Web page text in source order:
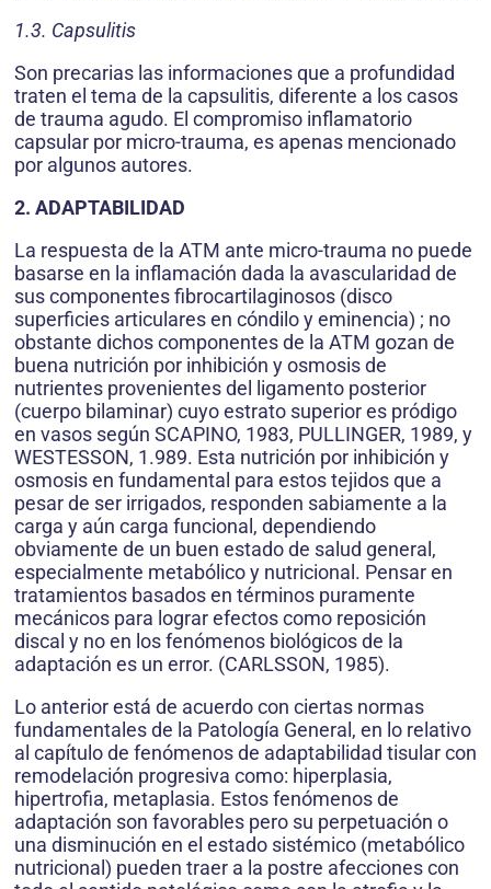
1.3. Capsulitis
Son precarias las informaciones que a profundidad
traten el tema de la capsulitis, diferente a los casos
de trauma agudo. El compromiso inflamatorio
capsular por micro-trauma, es apenas mencionado
por algunos autores.
2. ADAPTABILIDAD
La respuesta de la ATM ante micro-trauma no puede
basarse en la inflamación dada la avascularidad de
sus componentes fibrocartilaginosos (disco
superficies articulares en cóndilo y eminencia) ; no
obstante dichos componentes de la ATM gozan de
buena nutrición por inhibición y osmosis de
nutrientes provenientes del ligamento posterior
(cuerpo bilaminar) cuyo estrato superior es pródigo
en vasos según SCAPINO, 1983, PULLINGER, 1989, y
WESTESSON, 1.989. Esta nutrición por inhibición y
osmosis en fundamental para estos tejidos que a
pesar de ser irrigados, responden sabiamente a la
carga y aún carga funcional, dependiendo
obviamente de un buen estado de salud general,
especialmente metabólico y nutricional. Pensar en
tratamientos basados en términos puramente
mecánicos para lograr efectos como reposición
discal y no en los fenómenos biológicos de la
adaptación es un error. (CARLSSON, 1985).
Lo anterior está de acuerdo con ciertas normas
fundamentales de la Patología General, en lo relativo
al capítulo de fenómenos de adaptabilidad tisular con
remodelación progresiva como: hiperplasia,
hipertrofia, metaplasia. Estos fenómenos de
adaptación son favorables pero su perpetuación o
una disminución en el estado sistémico (metabólico
nutricional) pueden traer a la postre afecciones con